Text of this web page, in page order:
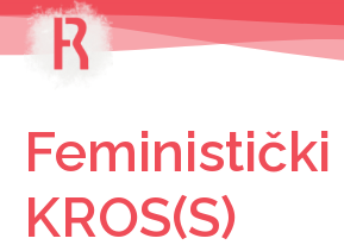
Skip
content
MENU
Feministički
KROS(S)